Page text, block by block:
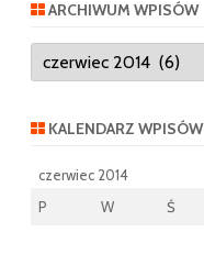
ARCHIWUM WPISÓW
Archiwum
wpisów
KALENDARZ WPISÓW
czerwiec 2014
P
W Ś